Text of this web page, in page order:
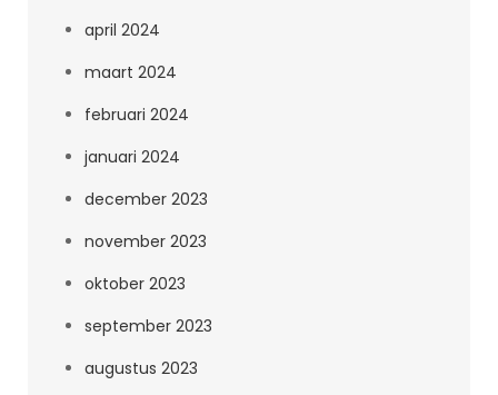
april 2024
maart 2024
februari 2024
januari 2024
december 2023
november 2023
oktober 2023
september 2023
augustus 2023